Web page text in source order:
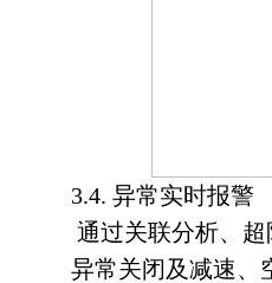
3.4. 异常实时报警
通过关联分析、
异常关闭及减速、